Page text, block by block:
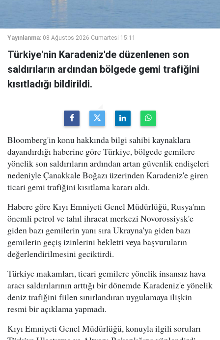
Yayınlanma: 08 Ağustos 2026 Cumartesi 15:11
Türkiye'nin Karadeniz'de düzenlenen son
saldırıların ardından bölgede gemi trafiğini
kısıtladığı bildirildi.
Bloomberg'in konu hakkında bilgi sahibi kaynaklara
dayandırdığı haberine göre Türkiye, bölgede gemilere
yönelik son saldırıların ardından artan güvenlik endişeleri
nedeniyle Çanakkale Boğazı üzerinden Karadeniz'e giren
ticari gemi trafiğini kısıtlama kararı aldı.
Habere göre Kıyı Emniyeti Genel Müdürlüğü, Rusya'nın
önemli petrol ve tahıl ihracat merkezi Novorossiysk'e
giden bazı gemilerin yanı sıra Ukrayna'ya giden bazı
gemilerin geçiş izinlerini bekletti veya başvuruların
değerlendirilmesini geciktirdi.
Türkiye makamları, ticari gemilere yönelik insansız hava
aracı saldırılarının arttığı bir dönemde Karadeniz'e yönelik
deniz trafiğini fiilen sınırlandıran uygulamaya ilişkin
resmi bir açıklama yapmadı.
Kıyı Emniyeti Genel Müdürlüğü, konuyla ilgili soruları